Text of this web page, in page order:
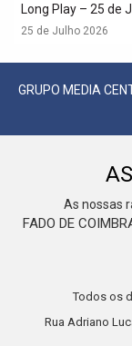
Long Play – 25 de
25 de Julho 2026
GRUPO MEDIA
As nossas
FADO DE
Todos os
Rua Adriano